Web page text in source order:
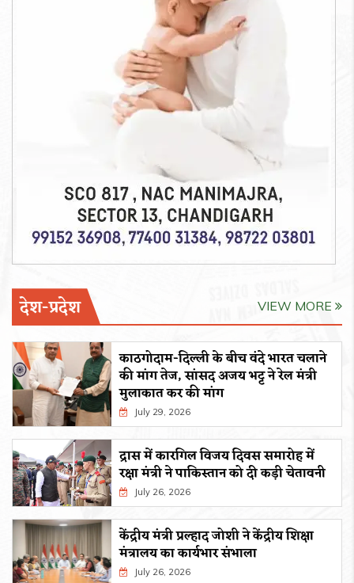
देश-प्रदेश VIEW MORE
काठगोदाम-दिल्ली के बीच वंदे भारत चलाने
की मांग तेज, सांसद अजय भट्ट ने रेल मंत्री
मुलाकात कर की मांग
July 29, 2026
द्रास में कारगिल विजय दिवस समारोह में
रक्षा मंत्री ने पाकिस्तान को दी कड़ी चेतावनी
July 26, 2026
केंद्रीय मंत्री प्रल्हाद जोशी ने केंद्रीय शिक्षा
मंत्रालय का कार्यभार संभाला
July 26, 2026